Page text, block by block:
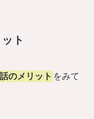
ト
のメリット をみて